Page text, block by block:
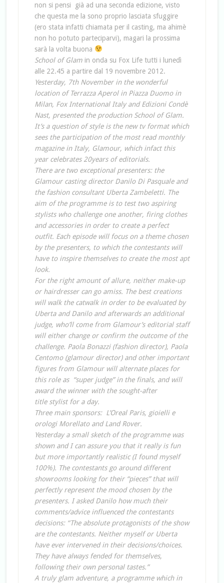
non si pensi già ad una seconda edizione, visto
che questa me la sono proprio lasciata sfuggire
(ero stata infatti chiamata per il casting, ma ahimè
non ho potuto parteciparvi), magari la prossima
sarà la volta buona
School of Glamin onda su Fox Life tutti i lunedì
alle 22.45 a partire dal 19 novembre 2012.
Yesterday, 7th November in the wonderful
location of Terrazza Aperol in Piazza Duomo in
Milan, Fox International Italy and Edizioni Condè
Nast, presented the production School of Glam.
It’s a question of style is the new tv format which
sees the participation of the most read monthly
magazine in Italy, Glamour, which infact this
year celebrates 20years of editorials.
There are two exceptional presenters: the
Glamour casting director Danilo Di Pasquale and
the fashion consultant Uberta Zambeletti. The
aim of the programme is to test two aspiring
stylists who challenge one another, firing clothes
and accessories in order to create a perfect
outfit. Each episode will focus on a theme chosen
by the presenters, to which the contestants will
have to inspire themselves to create the most apt
look.
For the right amount of allure, neither make-up
or hairdresser can go amiss. The best creations
will walk the catwalk in order to be evaluated by
Uberta and Danilo and afterwards an additional
judge, who’ll come from Glamour’s editorial staff
will either change or confirm the outcome of the
challenge. Paola Bonazzi (fashion director), Paola
Centomo (glamour director) and other important
figures from Glamour will alternate places for
this role as “super judge” in the finals, and will
award the winner with the sought-after
title stylist for a day.
Three main sponsors: L’Oreal Paris, gioielli e
orologi Morellato and Land Rover.
Yesterday a small sketch of the programme was
shown and I can assure you that it really is fun
but more importantly realistic (I found myself
100%). The contestants go around different
showrooms looking for their “pieces” that will
perfectly represent the mood chosen by the
presenters. I asked Danilo how much their
comments/advice influenced the contestants
decisions: “The absolute protagonists of the show
are the contestants. Neither myself or Uberta
have ever intervened in their decisions/choices.
They have always fended for themselves,
following their own personal tastes.”
A truly glam adventure, a programme which in